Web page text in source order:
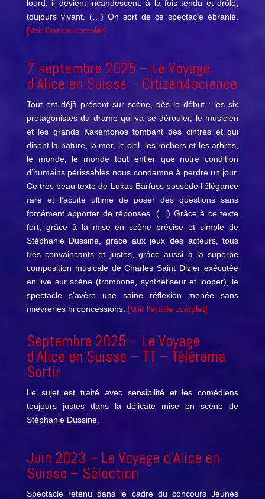
lourd, il devient incandescent, à la fois tendu et drôle,
toujours vivant. (…) On sort de ce spectacle ébranlé.
[Voir l’article complet]
7 septembre 2025 – Le Voyage
d’Alice en Suisse – Citizen4science
Tout est déjà présent sur scène, dès le début : les six
protagonistes du drame qui va se dérouler, le musicien
et les grands Kakemonos tombant des cintres et qui
disent la nature, la mer, le ciel, les rochers et les arbres,
le monde, le monde tout entier que notre condition
d’humains périssables nous condamne à perdre un jour.
Ce très beau texte de Lukas Bärfuss possède l’élégance
rare et l’acuité ultime de poser des questions sans
forcément apporter de réponses. (…) Grâce à ce texte
fort, grâce à la mise en scène précise et simple de
Stéphanie Dussine, grâce aux jeux des acteurs, tous
très convaincants et justes, grâce aussi à la superbe
composition musicale de Charles Saint Dizier exécutée
en live sur scène (trombone, synthétiseur et looper), le
spectacle s’avère une saine réflexion menée sans
mièvreries ni concessions. [Voir l’article complet]
Septembre 2025 – Le Voyage
d’Alice en Suisse – TT – Télérama
Sortir
Le sujet est traité avec sensibilité et les comédiens
toujours justes dans la délicate mise en scène de
Stéphanie Dussine.
Juin 2023 – Le Voyage d’Alice en
Suisse – Sélection
Spectacle retenu dans le cadre du concours Jeunes